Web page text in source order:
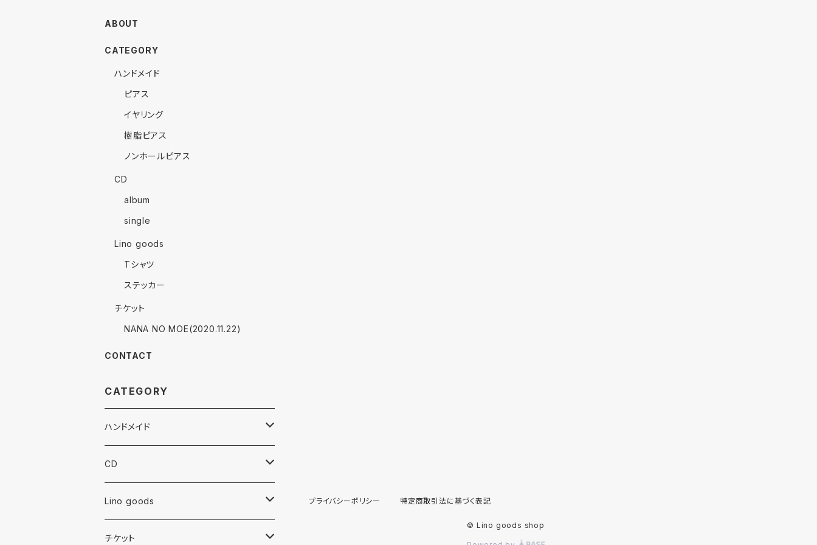
ABOUT
CATEGORY
ハンドメイド
ピアス
イヤリング
樹脂ピアス
ノンホールピアス
CD
album
single
Lino goods
Tシャツ
ステッカー
チケット
NANA NO MOE(2020.11.22)
CONTACT
CATEGORY
ハンドメイド
ピアス
イヤリング
樹脂ピアス
CD
album
single
Lino goods
Tシャツ
チケット
プライバシーポリシー 特定商取引法に基づく表記
© Lino goods shop